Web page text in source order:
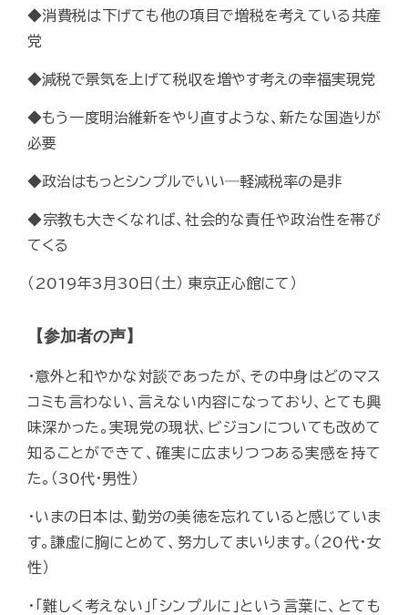
◆消費税は下げても他の項目で増税を考えている共産
党
◆減税で景気を上げて税収を増やす考えの幸福実現党
◆もう一度明治維新をやり直すような、新たな国造りが
必要
◆政治はもっとシンプルでいい―軽減税率の是非
◆宗教も大きくなれば、社会的な責任や政治性を帯び
てくる
（2019年3月30日（土） 東京正心館にて）
【参加者の声】
・意外と和やかな対談であったが、その中身はどのマス
コミも言わない、言えない内容になっており、とても興
味深かった。実現党の現状、ビジョンについても改めて
知ることができて、確実に広まりつつある実感を持て
た。（30代・男性）
・いまの日本は、勤労の美徳を忘れていると感じていま
す。謙虚に胸にとめて、努力してまいります。（20代・女
性）
・「難しく考えない」「シンプルに」という言葉に、とても